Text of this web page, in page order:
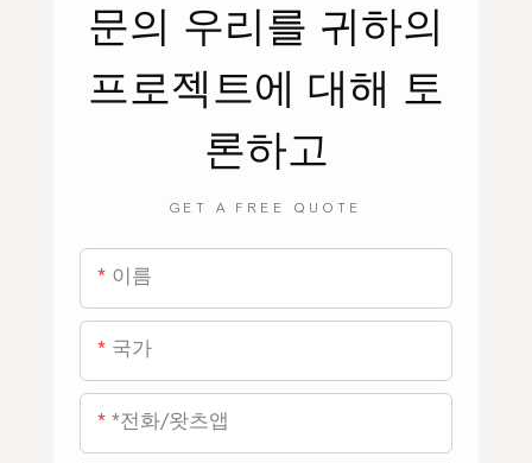
문의 우리를 귀하의
프로젝트에 대해 토
론하고
GET A FREE QUOTE
이름
국가
*전화/왓츠앱